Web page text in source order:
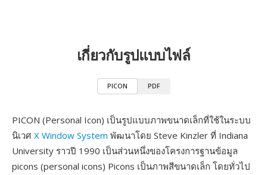
เกี่ยวกับรูปแบบไฟล์
PICON PDF
PICON (Personal Icon) เป็นรูปแบบภาพขนาดเล็กที่ใช้ในระบบ
นิเวศ X Window System พัฒนาโดย Steve Kinzler ที่ Indiana
University ราวปี 1990 เป็นส่วนหนึ่งของโครงการฐานข้อมูล
picons (personal icons) Picons เป็นภาพสีขนาดเล็ก โดยทั่วไป